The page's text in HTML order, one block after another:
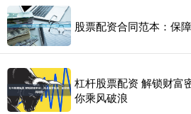
股票配资合同范本：保
杠杆股票配资 解锁财富
你乘风破浪